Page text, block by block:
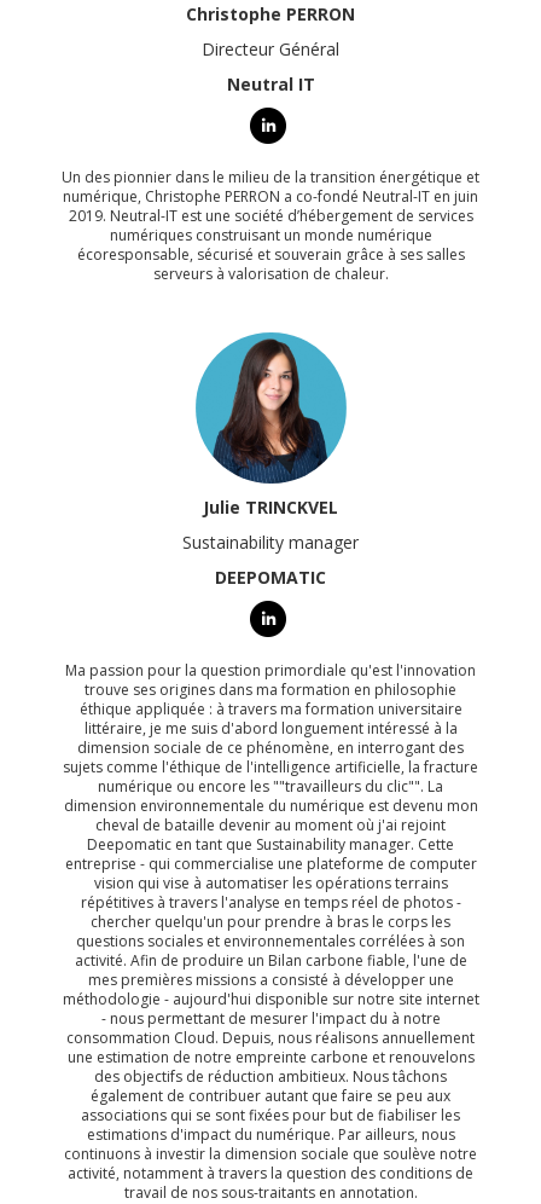
Christophe PERRON
Directeur Général
Neutral IT
Un des pionnier dans le milieu de la transition énergétique et
numérique, Christophe PERRON a co-fondé Neutral-IT en juin
2019. Neutral-IT est une société d’hébergement de services
numériques construisant un monde numérique
écoresponsable, sécurisé et souverain grâce à ses salles
serveurs à valorisation de chaleur.
Julie TRINCKVEL
Sustainability manager
DEEPOMATIC
Ma passion pour la question primordiale qu'est l'innovation
trouve ses origines dans ma formation en philosophie
éthique appliquée : à travers ma formation universitaire
littéraire, je me suis d'abord longuement intéressé à la
dimension sociale de ce phénomène, en interrogant des
sujets comme l'éthique de l'intelligence artificielle, la fracture
numérique ou encore les ""travailleurs du clic"". La
dimension environnementale du numérique est devenu mon
cheval de bataille devenir au moment où j'ai rejoint
Deepomatic en tant que Sustainability manager. Cette
entreprise - qui commercialise une plateforme de computer
vision qui vise à automatiser les opérations terrains
répétitives à travers l'analyse en temps réel de photos -
chercher quelqu'un pour prendre à bras le corps les
questions sociales et environnementales corrélées à son
activité. Afin de produire un Bilan carbone fiable, l'une de
mes premières missions a consisté à développer une
méthodologie - aujourd'hui disponible sur notre site internet
- nous permettant de mesurer l'impact du à notre
consommation Cloud. Depuis, nous réalisons annuellement
une estimation de notre empreinte carbone et renouvelons
des objectifs de réduction ambitieux. Nous tâchons
également de contribuer autant que faire se peu aux
associations qui se sont fixées pour but de fiabiliser les
estimations d'impact du numérique. Par ailleurs, nous
continuons à investir la dimension sociale que soulève notre
activité, notamment à travers la question des conditions de
travail de nos sous-traitants en annotation.